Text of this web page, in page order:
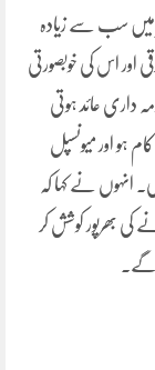
میں سب سے زیادہ
اور اس کی خوبصورتی
داری عائد ہوتی
ہو اور میونسپل
انہوں نے کہا کہ
کی بھرپور کوشش کر
گے۔